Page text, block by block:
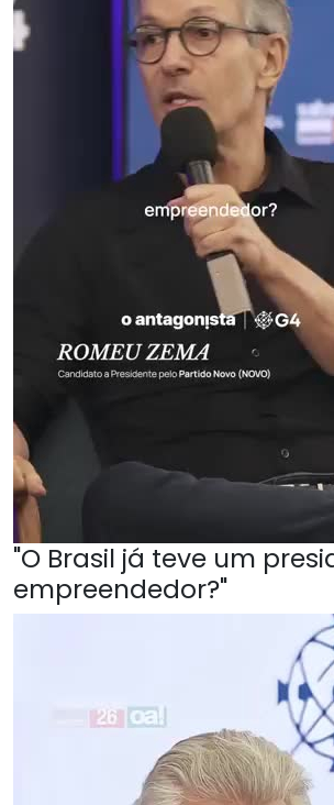
"O Brasil já teve um
empreendedor?"